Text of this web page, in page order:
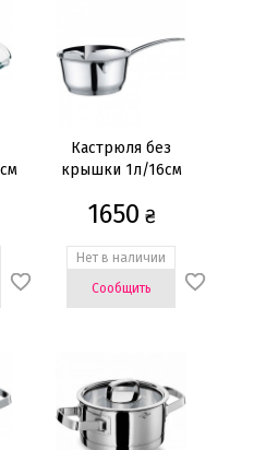
(6)
Кастрюля без
крышки 1л/16см
1650 ₴
Нет в наличии
Сообщить